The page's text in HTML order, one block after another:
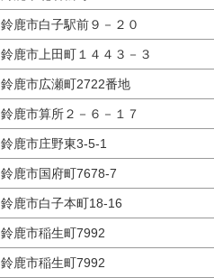
鈴鹿市白子駅前９－２０
鈴鹿市上田町１４４３－３
鈴鹿市広瀬町2722番地
鈴鹿市算所２－６－１７
鈴鹿市庄野東3-5-1
鈴鹿市国府町7678-7
鈴鹿市白子本町18-16
鈴鹿市稲生町7992
鈴鹿市稲生町7992